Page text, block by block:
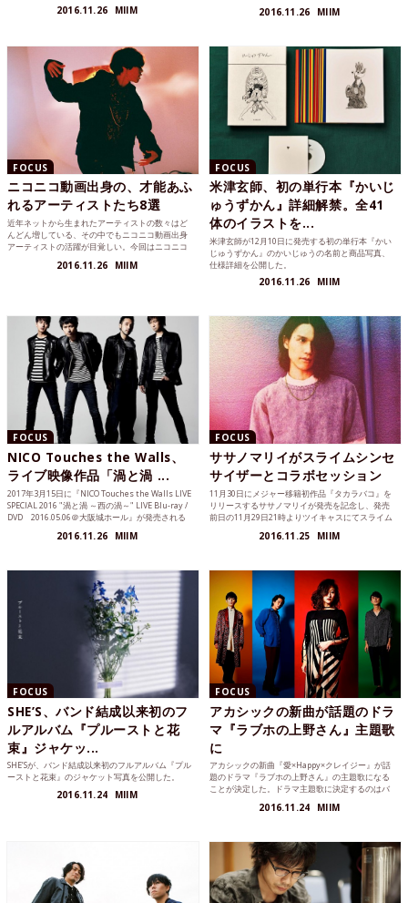
2016.11.26 MIIM
は・・・』をリリースすることを発表した。
2016.11.26 MIIM
FOCUS
ニコニコ動画出身の、才能あふ
れるアーティストたち8選
近年ネットから生まれたアーティストの数々はど
んどん増している、その中でもニコニコ動画出身
アーティストの活躍が目覚しい。今回はニコニコ
ピックアップしてみた。
2016.11.26 MIIM
FOCUS
米津玄師、初の単行本『かいじ
ゅうずかん』詳細解禁。全41
体のイラストを...
米津玄師が12月10日に発売する初の単行本『かい
じゅうずかん』のかいじゅうの名前と商品写真、
仕様詳細を公開した。
2016.11.26 MIIM
FOCUS
NICO Touches the Walls、
ライブ映像作品「渦と渦 ...
2017年3月15日に『NICO Touches the Walls LIVE
SPECIAL 2016 "渦と渦 ～西の渦～" LIVE Blu-ray /
DVD 2016.05.06＠大阪城ホール』が発売される
2016.11.26 MIIM
FOCUS
ササノマリイがスライムシンセ
サイザーとコラボセッション
11月30日にメジャー移籍初作品『タカラバコ』を
リリースするササノマリイが発売を記念し、発売
前日の11月29日21時よりツイキャスにてスライム
録曲『透明なコメット』をライブ配信することを
2016.11.25 MIIM
FOCUS
SHE’S、バンド結成以来初のフ
ルアルバム『プルーストと花
束』ジャケッ...
SHE’Sが、バンド結成以来初のフルアルバム『プル
ーストと花束』のジャケット写真を公開した。
2016.11.24 MIIM
FOCUS
アカシックの新曲が話題のドラ
マ『ラブホの上野さん』主題歌
に
アカシックの新曲『愛×Happy×クレイジー』が話
題のドラマ『ラブホの上野さん』の主題歌になる
ことが決定した。ドラマ主題歌に決定するのはバ
2016.11.24 MIIM